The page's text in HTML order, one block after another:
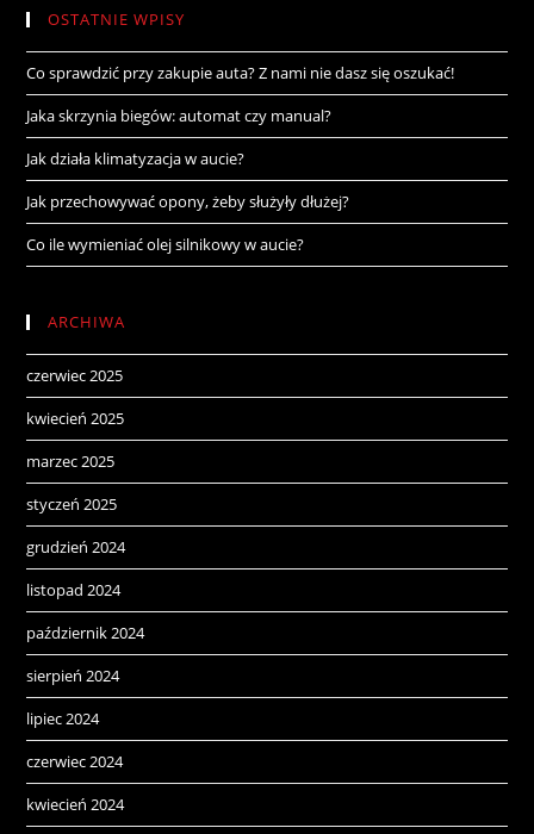
OSTATNIE WPISY
Co sprawdzić przy zakupie auta? Z nami nie dasz się oszukać!
Jaka skrzynia biegów: automat czy manual?
Jak działa klimatyzacja w aucie?
Jak przechowywać opony, żeby służyły dłużej?
Co ile wymieniać olej silnikowy w aucie?
ARCHIWA
czerwiec 2025
kwiecień 2025
marzec 2025
styczeń 2025
grudzień 2024
listopad 2024
październik 2024
sierpień 2024
lipiec 2024
czerwiec 2024
kwiecień 2024